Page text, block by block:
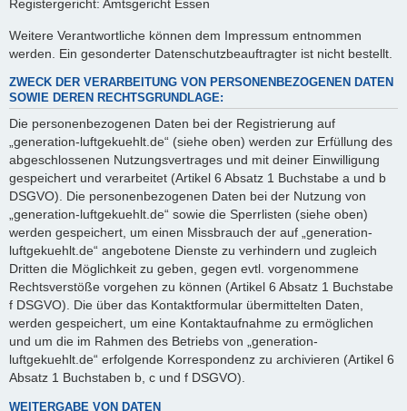
Registergericht: Amtsgericht Essen
Weitere Verantwortliche können dem Impressum entnommen
werden. Ein gesonderter Datenschutzbeauftragter ist nicht bestellt.
ZWECK DER VERARBEITUNG VON PERSONENBEZOGENEN DATEN
SOWIE DEREN RECHTSGRUNDLAGE:
Die personenbezogenen Daten bei der Registrierung auf
„generation-luftgekuehlt.de“ (siehe oben) werden zur Erfüllung des
abgeschlossenen Nutzungsvertrages und mit deiner Einwilligung
gespeichert und verarbeitet (Artikel 6 Absatz 1 Buchstabe a und b
DSGVO). Die personenbezogenen Daten bei der Nutzung von
„generation-luftgekuehlt.de“ sowie die Sperrlisten (siehe oben)
werden gespeichert, um einen Missbrauch der auf „generation-
luftgekuehlt.de“ angebotene Dienste zu verhindern und zugleich
Dritten die Möglichkeit zu geben, gegen evtl. vorgenommene
Rechtsverstöße vorgehen zu können (Artikel 6 Absatz 1 Buchstabe
f DSGVO). Die über das Kontaktformular übermittelten Daten,
werden gespeichert, um eine Kontaktaufnahme zu ermöglichen
und um die im Rahmen des Betriebs von „generation-
luftgekuehlt.de“ erfolgende Korrespondenz zu archivieren (Artikel 6
Absatz 1 Buchstaben b, c und f DSGVO).
WEITERGABE VON DATEN